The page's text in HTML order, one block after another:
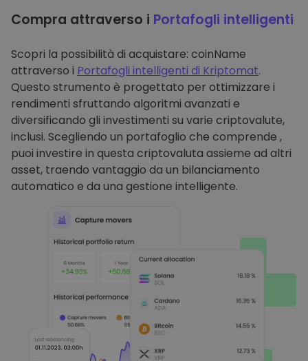
Compra attraverso i Portafogli intelligenti
Scopri la possibilità di acquistare: coinName
attraverso i Portafogli intelligenti di Kriptomat.
Questo strumento è progettato per ottimizzare i
rendimenti sfruttando algoritmi avanzati e
diversificando gli investimenti su varie criptovalute,
inclusi. Scegliendo un portafoglio che comprende ,
puoi investire in questa criptovaluta assieme ad altri
asset, traendo vantaggio da un bilanciamento
automatico e da una gestione intelligente.